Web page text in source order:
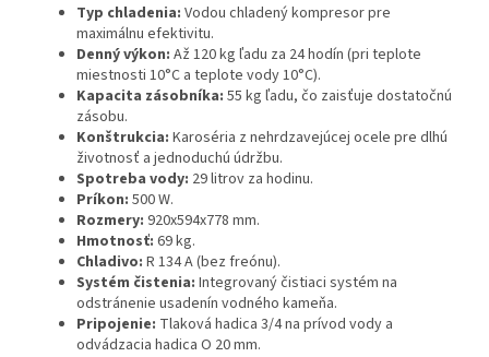
Typ chladenia: Vodou chladený kompresor pre
maximálnu efektivitu.
Denný výkon: Až 120 kg ľadu za 24 hodín (pri teplote
miestnosti 10°C a teplote vody 10°C).
Kapacita zásobníka: 55 kg ľadu, čo zaisťuje dostatočnú
zásobu.
Konštrukcia: Karoséria z nehrdzavejúcej ocele pre dlhú
životnosť a jednoduchú údržbu.
Spotreba vody: 29 litrov za hodinu.
Príkon: 500 W.
Rozmery: 920x594x778 mm.
Hmotnosť: 69 kg.
Chladivo: R 134 A (bez freónu).
Systém čistenia: Integrovaný čistiaci systém na
odstránenie usadenín vodného kameňa.
Pripojenie: Tlaková hadica 3/4 na prívod vody a
odvádzacia hadica O 20 mm.